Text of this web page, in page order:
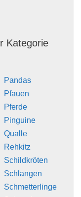
Kategorie
Pandas
Pfauen
Pferde
Pinguine
Qualle
Rehkitz
Schildkröten
Schlangen
Schmetterlinge